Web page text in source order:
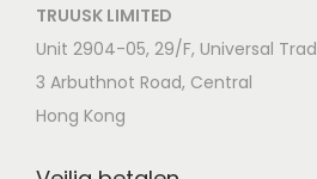
TRUUSK LIMITED
Unit 2904-05, 29/F, Universal
3 Arbuthnot Road, Central
Hong Kong